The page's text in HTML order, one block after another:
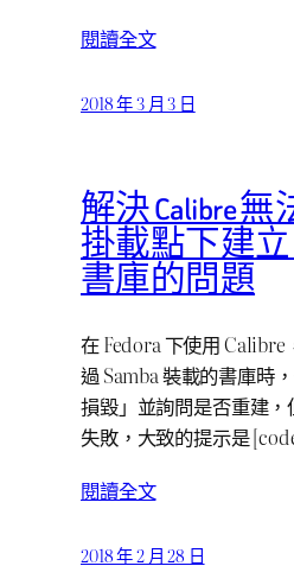
閱讀全文
2018 年 3 月 3 日
解決 Calibre 無
掛載點下建立
書庫的問題
在 Fedora 下使用 Calibre
過 Samba 裝載的書庫時
損毀」並詢問是否重建
失敗，大致的提示是
閱讀全文
2018 年 2 月 28 日